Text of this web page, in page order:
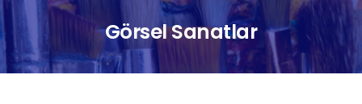
Görsel Sanatlar